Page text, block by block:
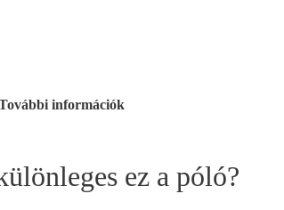
információk
ez a póló?